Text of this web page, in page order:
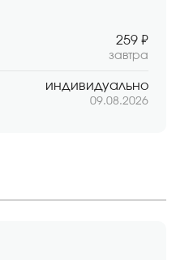
259 ₽
завтра
индивидуально
09.08.2026